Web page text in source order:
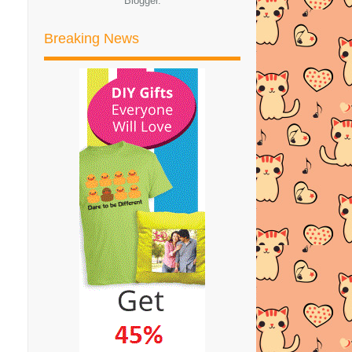
STICKER SKIN SJCAM SJ5000+ |
CUSTOMER PUAS HATI
Senarai dan Lokasi Bazaar
Ramadhan di area Kuala L...
SKIN STICKER UNTUK GOPRO
HERO 4 (BLACK) DAN GOPRO...
GO PRO HERO 4 SILVER SKIN
STICKER
GO PRO HERO 4 (BLACK) SKIN
STICKER
GAMBAR PERINGKAT KEJADIAN
BAYI DIDALAM PERUT IBU H...
Trimester Pertama
Breaking News